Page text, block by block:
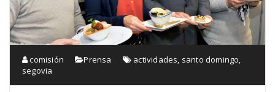
comisión Prensa actividades santo domingo
segovia